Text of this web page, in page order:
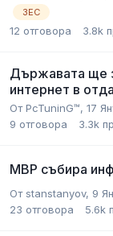
ЗЕС
12 отговора 3.8k
Държавата ще
интернет в
ОтPcTuninG™, 17
9 отговора 3.3k
МВР събира
Отstanstanyov, 9
23 отговора 5.6k